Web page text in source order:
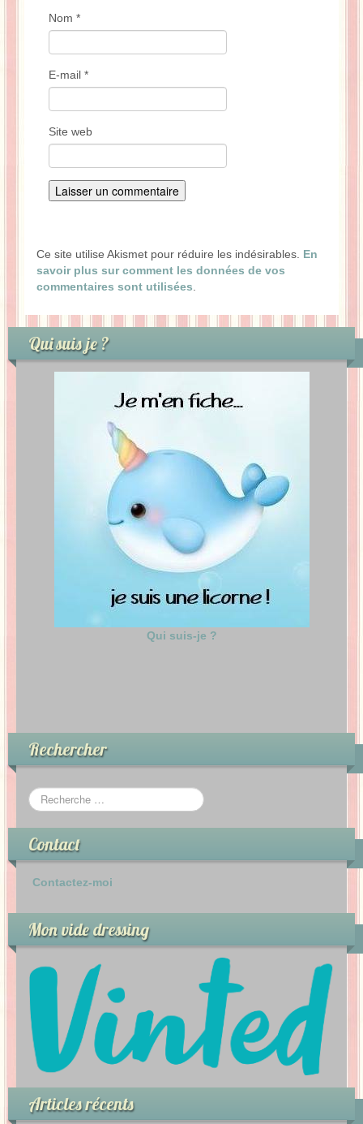
Nom *
E-mail *
Site web
Ce site utilise Akismet pour réduire les indésirables. En
savoir plus sur comment les données de vos
commentaires sont utilisées
Qui suis je ?
Qui suis-je ?
Rechercher
Contact
Contactez-moi
Mon vide dressing
Articles récents